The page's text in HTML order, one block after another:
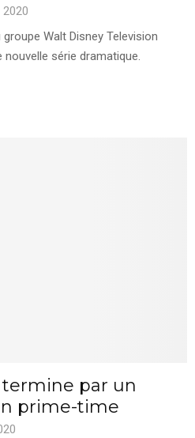
Walt Disney Television
nouvelle série dramatique.
termine par un
prime-time